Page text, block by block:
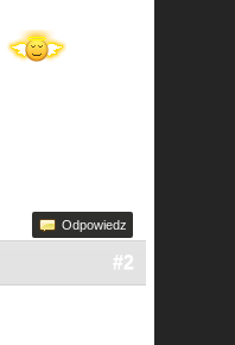
Odpowiedz
#2